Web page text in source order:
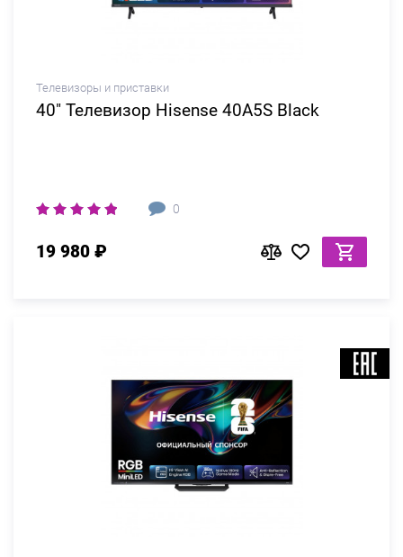
Телевизоры и приставки
40" Телевизор Hisense 40A5S Black
0
19 980 ₽